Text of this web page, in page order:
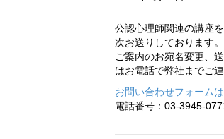
公認心理師関連の講座
次お送りしております。
ご案内のお宛名変更、
はお電話で弊社までご連
お問い合わせフォーム
電話番号：03-3945-